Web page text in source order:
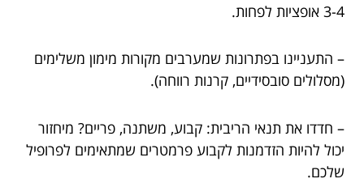
3-4 אופציות לפחות.
– התעניינו בפתרונות שמערבים מקורות מימון משלימים
(מסלולים סובסידיים, קרנות רווחה).
– חדדו את תנאי הריבית: קבוע, משתנה, פריים? מיחזור
יכול להיות הזדמנות לקבוע פרמטרים שמתאימים לפרופיל
שלכם.